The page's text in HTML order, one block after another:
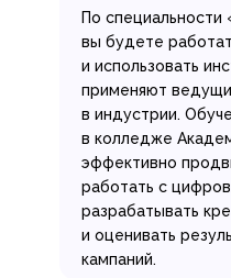
По специальности
вы будете
и использовать
применяют
в индустрии.
в колледже
эффективно
работать с
разрабатывать
и оценивать
кампаний.